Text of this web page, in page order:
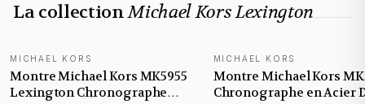
La collectionMichael Kors Lexington
MICHAEL KORS
Montre Michael Kors MK5955
Lexington Chronographe
MICHAEL KORS
Montre Michael Kors
Chronographe en Acier